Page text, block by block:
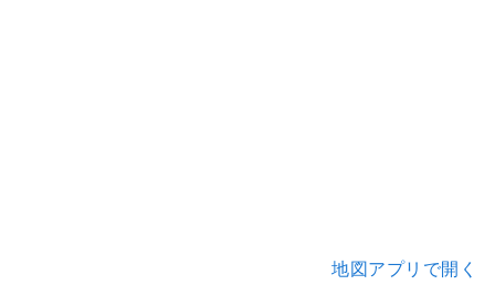
地図アプリで開く